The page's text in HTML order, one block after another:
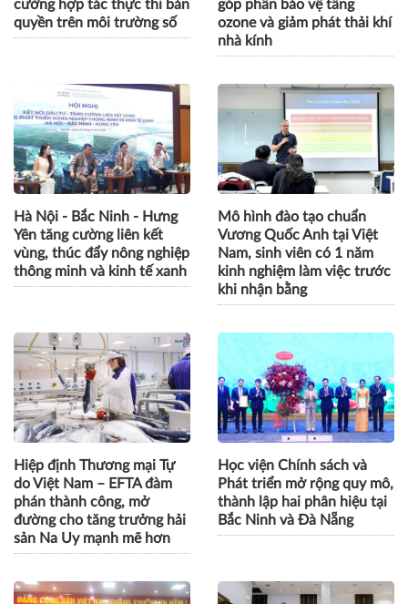
Việt Nam - Nhật Bản tăng
cường hợp tác thực thi bản
quyền trên môi trường số
Khởi động dự án SMS-MP,
góp phần bảo vệ tầng
ozone và giảm phát thải khí
nhà kính
Hà Nội - Bắc Ninh - Hưng
Yên tăng cường liên kết
vùng, thúc đẩy nông nghiệp
thông minh và kinh tế xanh
Mô hình đào tạo chuẩn
Vương Quốc Anh tại Việt
Nam, sinh viên có 1 năm
kinh nghiệm làm việc trước
khi nhận bằng
Hiệp định Thương mại Tự
Học viện Chính sách và